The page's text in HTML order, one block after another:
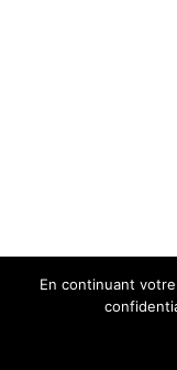
En continuant